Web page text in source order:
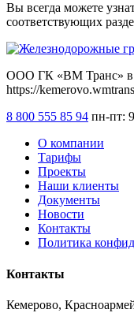
Вы всегда можете
соответствующих
ООО ГК «ВМ Транс» в
https://
8 800 555 85 94 пн-пт:
О компании
Тарифы
Проекты
Наши клиенты
Документы
Новости
Контакты
Политика
Контакты
Кемерово,